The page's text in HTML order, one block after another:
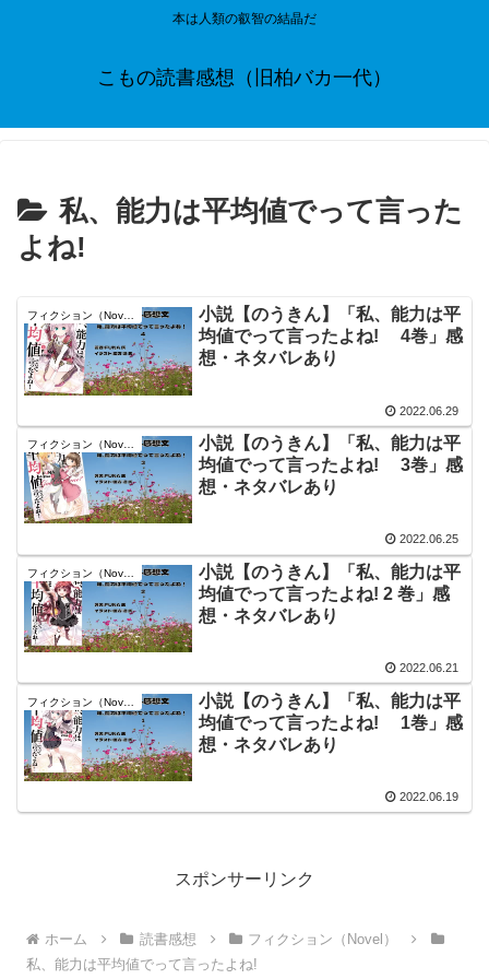
本は人類の叡智の結晶だ
こもの読書感想（旧柏バカ一代）
私、能力は平均値でって言った
よね!
フィクション（Novel）
小説【のうきん】「私、能力は平
均値でって言ったよね! 4巻」感
想・ネタバレあり
2022.06.29
小説【のうきん】「私、能力は平
均値でって言ったよね! 3巻」感
想・ネタバレあり
2022.06.25
小説【のうきん】「私、能力は平
均値でって言ったよね! 2 巻」感
想・ネタバレあり
2022.06.21
小説【のうきん】「私、能力は平
均値でって言ったよね! 1巻」感
想・ネタバレあり
2022.06.19
スポンサーリンク
ホーム 読書感想
フィクション（Novel）
私、能力は平均値でって言ったよね!